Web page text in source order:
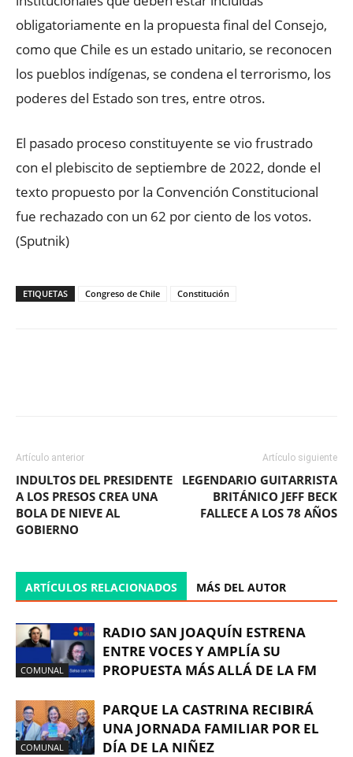
obligatoriamente en la propuesta final del Consejo,
como que Chile es un estado unitario, se reconocen
los pueblos indígenas, se condena el terrorismo, los
poderes del Estado son tres, entre otros.
El pasado proceso constituyente se vio frustrado
con el plebiscito de septiembre de 2022, donde el
texto propuesto por la Convención Constitucional
fue rechazado con un 62 por ciento de los votos.
(Sputnik)
ETIQUETAS Congreso de Chile Constitución
Artículo anterior
INDULTOS DEL PRESIDENTE
A LOS PRESOS CREA UNA
BOLA DE NIEVE AL
GOBIERNO
Artículo siguiente
LEGENDARIO GUITARRISTA
BRITÁNICO JEFF BECK
FALLECE A LOS 78 AÑOS
ARTÍCULOS RELACIONADOS MÁS DEL AUTOR
COMUNAL
RADIO SAN JOAQUÍN ESTRENA
ENTRE VOCES Y AMPLÍA SU
PROPUESTA MÁS ALLÁ DE LA FM
COMUNAL
PARQUE LA CASTRINA RECIBIRÁ
UNA JORNADA FAMILIAR POR EL
DÍA DE LA NIÑEZ